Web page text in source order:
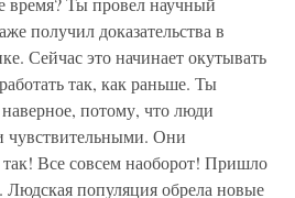
получил доказательства в
Сейчас это начинает окутывать
так, как раньше. Ты
потому, что люди
чувствительными. Они
Все совсем наоборот! Пришло
Людская популяция обрела новые